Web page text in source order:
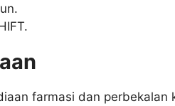
farmasi dan perbekalan